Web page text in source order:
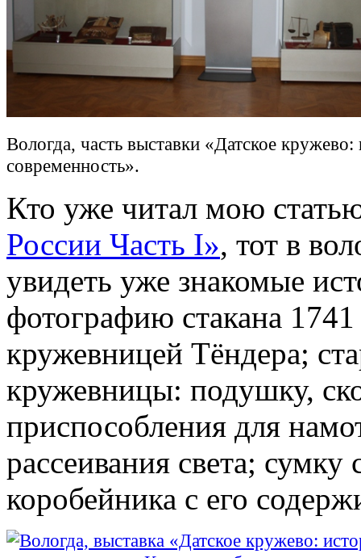
Вологда, часть выставки «Датское кружево:
современность».
Кто уже читал мою
России Часть I», тот в
увидеть уже знакомые
фотографию стакана
кружевницей Тёндера;
кружевницы: подушку,
приспособления для
рассеивания света;
коробейника с его